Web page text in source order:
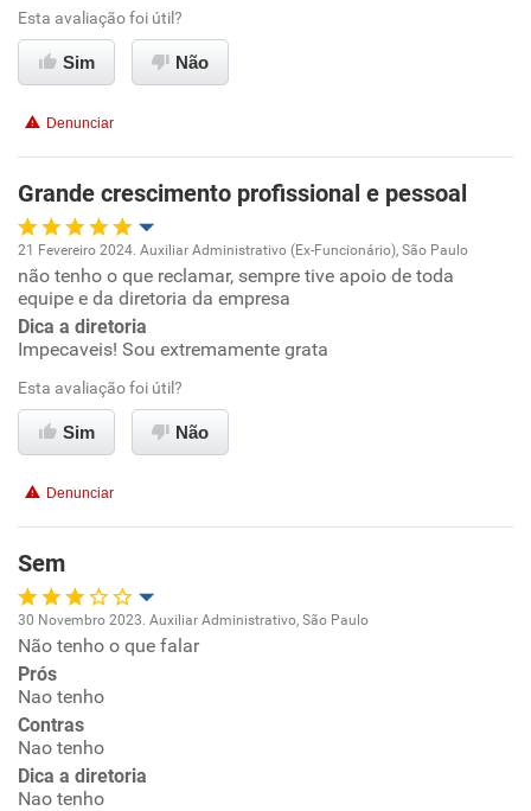
Ambiente de trabalho
Benefícios
Recomenda esta empresa
Esta avaliação foi útil?
Sim Não
Denunciar
Grande crescimento profissional e pessoal
Oportunidade de promoção
Ambiente de trabalho
Conciliação com a vida familiar
Benefícios
21 Fevereiro 2024. Auxiliar Administrativo (Ex-Funcionário), São Paulo
não tenho o que reclamar, sempre tive apoio de toda
equipe e da diretoria da empresa
Dica a diretoria
Impecaveis! Sou extremamente grata
Esta avaliação foi útil?
Sim Não
Denunciar
Sem
Oportunidade de promoção
Ambiente de trabalho
Conciliação com a vida familiar
30 Novembro 2023. Auxiliar Administrativo, São Paulo
Não tenho o que falar
Prós
Nao tenho
Contras
Nao tenho
Dica a diretoria
Nao tenho